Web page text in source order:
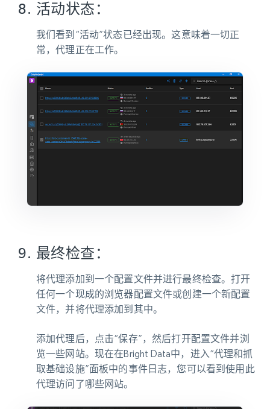
活动状态：
我们看到“活动”状态已经出现。这意味着一切正
常，代理正在工作。
最终检查：
将代理添加到一个配置文件并进行最终检查。打开
任何一个现成的浏览器配置文件或创建一个新配置
文件，并将代理添加到其中。
添加代理后，点击“保存”，然后打开配置文件并浏
览一些网站。现在在Bright Data中，进入“代理和抓
取基础设施”面板中的事件日志，您可以看到使用此
代理访问了哪些网站。